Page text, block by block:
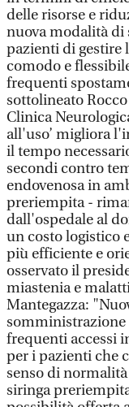
delle risorse e
nuova modalità
pazienti di gestire
comodo e
frequenti
sottolineato
Clinica
all'uso’ migliora
il tempo
secondi contro
endovenosa in
preriempita -
dall'ospedale al
un costo logistico
più efficiente e
osservato il
miastenia e
Mantegazza:
somministrazione
frequenti accessi
per i pazienti che
senso di
siringa